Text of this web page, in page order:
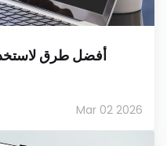
Mar 02 2026